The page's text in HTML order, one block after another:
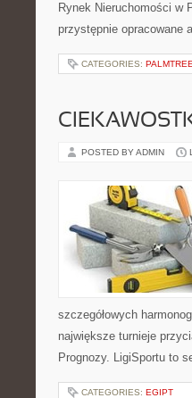
Rynek Nieruchomości w
przystępnie opracowane
CATEGORIES:
POSTED BY ADMIN
szczegółowych
największe turnieje
Prognozy. LigiSportu to
CATEGORIES: EGIPT